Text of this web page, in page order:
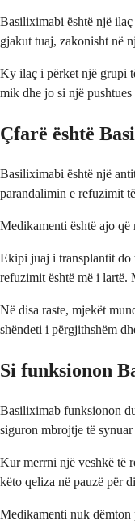
Basiliximabi është një
gjakut tuaj, zakonisht në
Ky ilaç i përket një grupi
mik dhe jo si një
Çfarë është
Basiliximabi është një
parandalimin e refuzimit
Medikamenti është ajo që
Ekipi juaj i transplantit do
refuzimit është më i lartë.
Në disa raste, mjekët
shëndeti i përgjithshëm
Si funksionon
Basiliximab funksionon
siguron mbrojtje të
Kur merrni një veshkë të
këto qeliza në pauzë për
Medikamenti nuk dëmton